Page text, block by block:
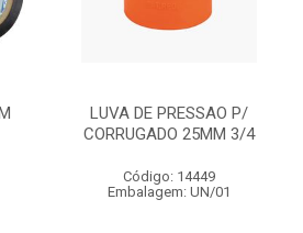
LUVA DE PRESSAO P/
CORRUGADO 25MM 3/4
Código: 14449
Embalagem: UN/01